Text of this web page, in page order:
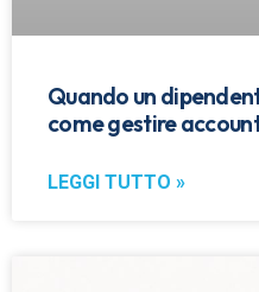
Quando un
come gestire
LEGGI TUTTO »